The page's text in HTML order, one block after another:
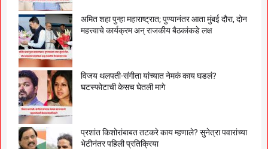
अमित शहा पुन्हा महाराष्ट्रात; पुण्यानंतर आता मुंबई दौरा, दोन
महत्त्वाचे कार्यक्रम अन् राजकीय बैठकांकडे लक्ष
विजय थलपती-संगीता यांच्यात नेमकं काय घडलं?
घटस्फोटाची केसच घेतली मागे
प्रशांत किशोरांबाबत तटकरे काय म्हणाले? सुनेत्रा पवारांच्या
भेटीनंतर पहिली प्रतिक्रिया